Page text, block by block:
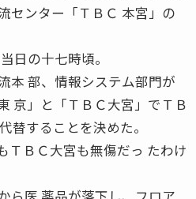
センター「ＴＢＣ 本宮」の
日の十七時頃。
本 部、情報システム部門が
京」と「ＴＢＣ大宮」でＴＢ
替することを決めた。
ＴＢＣ大宮も無傷だっ たわけ